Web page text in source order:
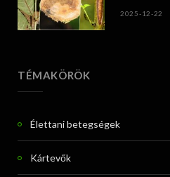
2025-12-22
TÉMAKÖRÖK
Élettani betegségek
Kártevők